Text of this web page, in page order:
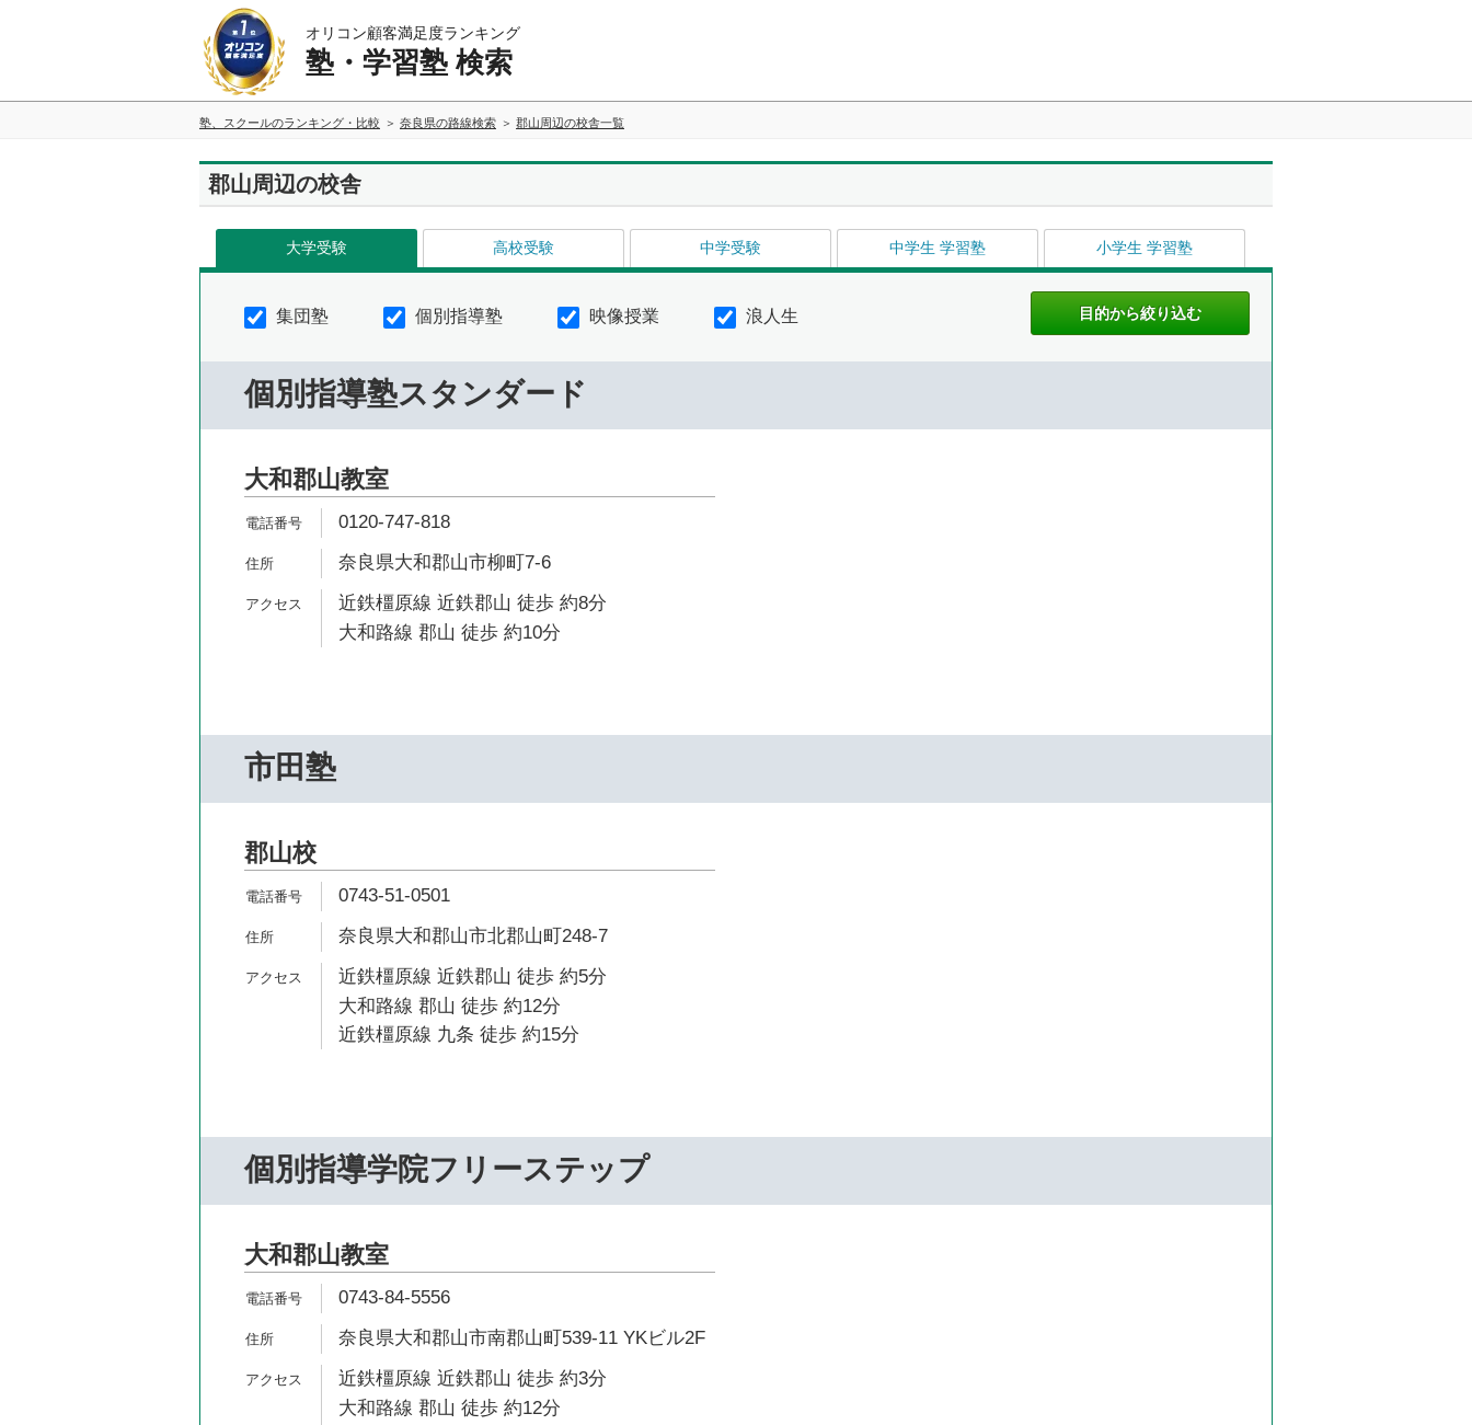
オリコン顧客満足度ランキング
塾・学習塾 検索
塾、スクールのランキング・比較 奈良県の路線検索 郡山周辺の校舎一覧
郡山周辺の校舎
大学受験 高校受験 中学受験 中学生 学習塾 小学生 学習塾
集団塾 個別指導塾 映像授業 浪人生
個別指導塾スタンダード
大和郡山教室
0120-747-818
奈良県大和郡山市柳町7-6
近鉄橿原線 近鉄郡山 徒歩 約8分
大和路線 郡山 徒歩 約10分
市田塾
郡山校
0743-51-0501
奈良県大和郡山市北郡山町248-7
近鉄橿原線 近鉄郡山 徒歩 約5分
大和路線 郡山 徒歩 約12分
近鉄橿原線 九条 徒歩 約15分
個別指導学院フリーステップ
大和郡山教室
0743-84-5556
奈良県大和郡山市南郡山町539-11 YKビル2F
近鉄橿原線 近鉄郡山 徒歩 約3分
大和路線 郡山 徒歩 約12分